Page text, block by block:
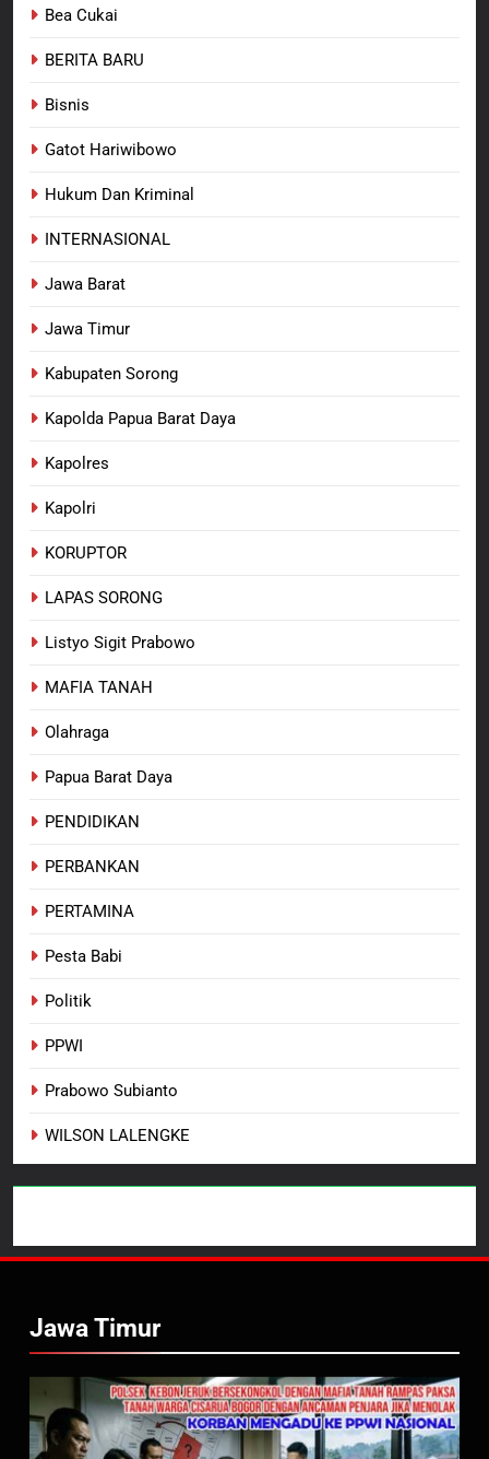
8
bagi Mama-Mama dan Anak-
BERITA BARU
Bea Cukai
BERITA BARU
Bisnis
Gatot Hariwibowo
Hukum Dan Kriminal
INTERNASIONAL
Jawa Barat
Jawa Timur
Kabupaten Sorong
Kapolda Papua Barat Daya
Kapolres
Kapolri
KORUPTOR
LAPAS SORONG
Listyo Sigit Prabowo
MAFIA TANAH
Olahraga
Papua Barat Daya
PENDIDIKAN
PERBANKAN
PERTAMINA
Pesta Babi
Politik
PPWI
Prabowo Subianto
WILSON LALENGKE
Jawa Timur